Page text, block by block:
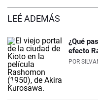
LEÉ ADEMÁS
¿Qué
efecto
POR